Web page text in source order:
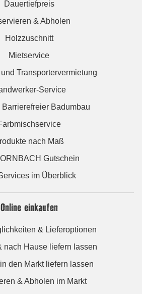
Dauertiefpreis
& Abholen
Holzzuschnitt
Mietservice
Transportervermietung
Service
Barrierefreier Badumbau
nach Maß
Gutschein
im Überblick
Online einkaufen
& Lieferoptionen
nach Hause liefern lassen
den Markt liefern lassen
& Abholen im Markt